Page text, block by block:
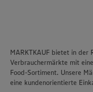
MARKTKAUF bietet in der
Verbrauchermärkte mit
Food-Sortiment. Unsere
eine kundenorientierte